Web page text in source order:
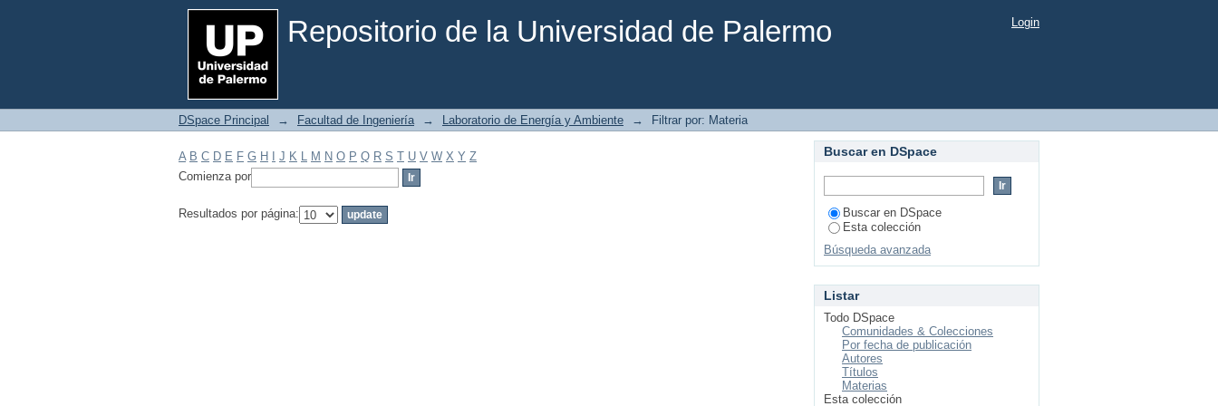
Repositorio de la Universidad de Palermo
Filtrar por: Materia Login
DSpace Principal → Facultad de Ingeniería → Laboratorio de Energía y Ambiente → Filtrar por: Materia
A B C D E F G H J K L M N O P Q R S T U V W X Y Z
Comienza por
Resultados por página:
Buscar en DSpace
Buscar en DSpace
Esta colección
Búsqueda avanzada
Listar
Todo DSpace
Comunidades & Colecciones
Por fecha de publicación
Autores
Títulos
Materias
Esta colección